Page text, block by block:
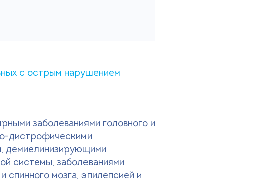
с острым нарушением
заболеваниями головного и
дистрофическими
демиелинизирующими
системы, заболеваниями
мозга, эпилепсией и